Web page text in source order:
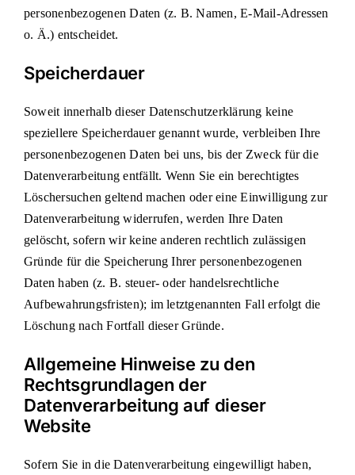
personenbezogenen Daten (z. B. Namen, E-Mail-Adressen
o. Ä.) entscheidet.
Speicherdauer
Soweit innerhalb dieser Datenschutzerklärung keine
speziellere Speicherdauer genannt wurde, verbleiben Ihre
personenbezogenen Daten bei uns, bis der Zweck für die
Datenverarbeitung entfällt. Wenn Sie ein berechtigtes
Löschersuchen geltend machen oder eine Einwilligung zur
Datenverarbeitung widerrufen, werden Ihre Daten
gelöscht, sofern wir keine anderen rechtlich zulässigen
Gründe für die Speicherung Ihrer personenbezogenen
Daten haben (z. B. steuer- oder handelsrechtliche
Aufbewahrungsfristen); im letztgenannten Fall erfolgt die
Löschung nach Fortfall dieser Gründe.
Allgemeine Hinweise zu den
Rechtsgrundlagen der
Datenverarbeitung auf dieser
Website
Sofern Sie in die Datenverarbeitung eingewilligt haben,